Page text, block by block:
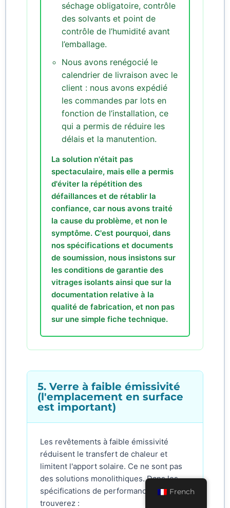
séchage obligatoire, contrôle
des solvants et point de
contrôle de l’humidité avant
l’emballage.
Nous avons renégocié le
calendrier de livraison avec le
client : nous avons expédié
les commandes par lots en
fonction de l’installation, ce
qui a permis de réduire les
délais et la manutention.
La solution n'était pas
spectaculaire, mais elle a permis
d'éviter la répétition des
défaillances et de rétablir la
confiance, car nous avons traité
la cause du problème, et non le
symptôme. C'est pourquoi, dans
nos spécifications et documents
de soumission, nous insistons sur
les conditions de garantie des
vitrages isolants ainsi que sur la
documentation relative à la
qualité de fabrication, et non pas
sur une simple fiche technique.
5. Verre à faible émissivité
(l'emplacement en surface
est important)
Les revêtements à faible émissivité
réduisent le transfert de chaleur et
limitent l'apport solaire. Ce ne sont pas
des solutions monolithiques. Dans les
spécifications de performance, vous
trouverez :
French